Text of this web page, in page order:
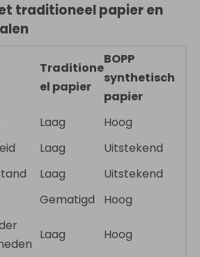
traditioneel papier en
Traditione
el papier
BOPP
synthetisch
papier
Laag
Hoog
Laag
Uitstekend
Laag
Uitstekend
Gematigd
Hoog
Laag Hoog